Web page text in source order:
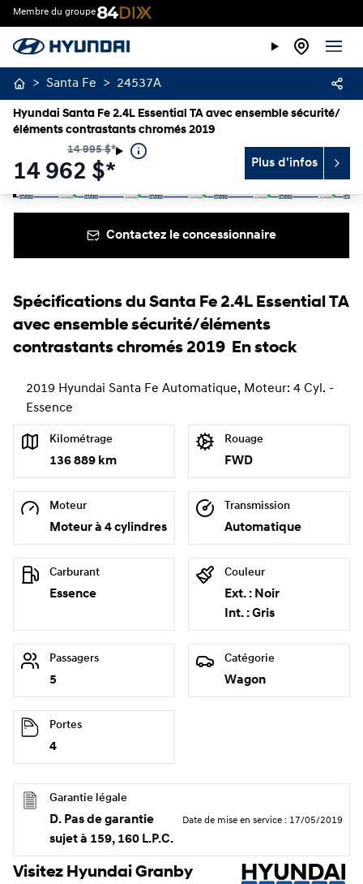
Membre du groupe
> Santa Fe > 24537A
Hyundai Santa Fe 2.4L Essential TA avec ensemble sécurité/
éléments contrastants chromés 2019
14 995$*
14 962 $* Plus d'infos
ArrêterPrécédent
Suivant
Contactez le concessionnaire
Spécifications du Santa Fe 2.4L Essential TA
avec ensemble sécurité/éléments
contrastants chromés 2019 En stock
2019 Hyundai Santa Fe Automatique, Moteur: 4 Cyl. -
Essence
Kilométrage
136 889 km
Rouage
FWD
Moteur
Moteur à 4 cylindres
Transmission
Automatique
Carburant
Essence
Couleur
Ext. : Noir
Int. : Gris
Passagers
5
Catégorie
Wagon
Portes
4
Garantie légale
D. Pas de garantie
sujet à 159, 160 L.P.C.
Date de mise en service : 17/05/2019
Visitez Hyundai Granby